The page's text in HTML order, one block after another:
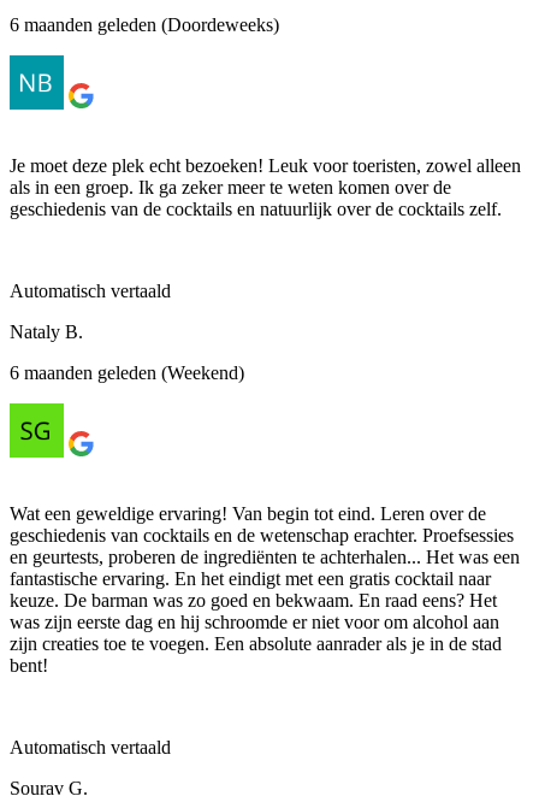
6 maanden geleden (Doordeweeks)
Je moet deze plek echt bezoeken! Leuk voor toeristen, zowel alleen
als in een groep. Ik ga zeker meer te weten komen over de
geschiedenis van de cocktails en natuurlijk over de cocktails zelf.
Automatisch vertaald
Nataly B.
6 maanden geleden (Weekend)
Wat een geweldige ervaring! Van begin tot eind. Leren over de
geschiedenis van cocktails en de wetenschap erachter. Proefsessies
en geurtests, proberen de ingrediënten te achterhalen... Het was een
fantastische ervaring. En het eindigt met een gratis cocktail naar
keuze. De barman was zo goed en bekwaam. En raad eens? Het
was zijn eerste dag en hij schroomde er niet voor om alcohol aan
zijn creaties toe te voegen. Een absolute aanrader als je in de stad
bent!
Automatisch vertaald
Sourav G.